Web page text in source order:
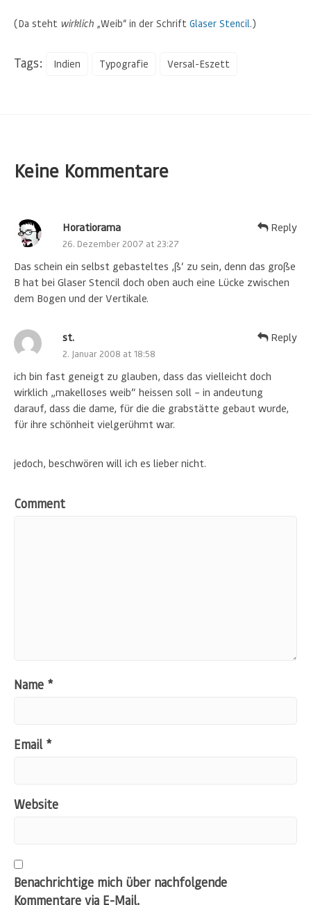
(Da steht wirklich „Weib“ in der Schrift Glaser Stencil.)
Tags: Indien Typografie Versal-Eszett
Keine Kommentare
Horatiorama
26. Dezember 2007 at 23:27
Das schein ein selbst gebasteltes ‚ß‘ zu sein, denn das große
B hat bei Glaser Stencil doch oben auch eine Lücke zwischen
dem Bogen und der Vertikale.
Reply
st.
2. Januar 2008 at 18:58
ich bin fast geneigt zu glauben, dass das vielleicht doch
wirklich „makelloses weib“ heissen soll – in andeutung
darauf, dass die dame, für die die grabstätte gebaut wurde,
für ihre schönheit vielgerühmt war.
jedoch, beschwören will ich es lieber nicht.
Reply
Comment
Name *
Email *
Website
Benachrichtige mich über nachfolgende
Kommentare via E-Mail.